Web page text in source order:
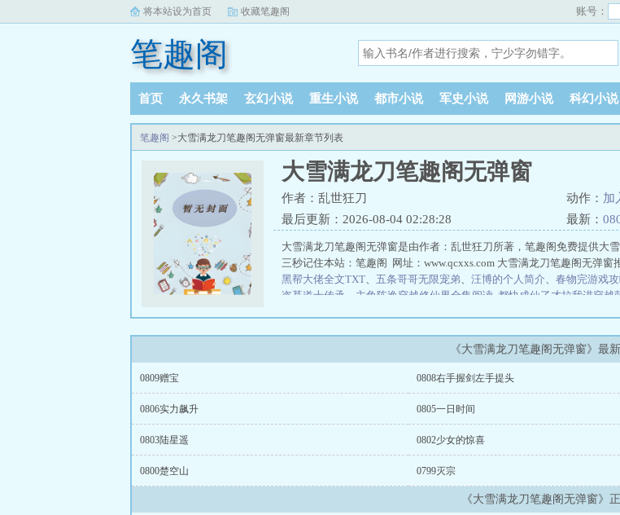
将本站设为首页 收藏笔趣阁 账号：
笔趣阁
首页 永久书架 玄幻小说 重生小说 都市小说 军史小说 网游小说 科幻小说
笔趣阁 >大雪满龙刀笔趣阁无弹窗最新章节列表
大雪满龙刀笔趣阁无弹窗
作者：乱世狂刀 动作： 加
最后更新：2026-08-04 02:28:28
最新：
大雪满龙刀笔趣阁无弹窗是由作者：乱世狂刀所著，笔趣阁免费提供大
三秒记住本站：笔趣阁 网址：www.qcxxs.com 大雪满龙刀笔趣阁无弹窗
黑帮大佬全文TXT、 五条哥哥无限宠弟、 汪博的个人简介、 春物完游戏
盗墓道士传承
主角陈逸穿越修仙界全集阅读 都快成仙了才拉我进穿越
主角李云负白婉君全集阅读 我才八岁这二十年刑期什么鬼笔
读 主角林东穿越蓝星全集阅读 主角林东穿越蓝星在线阅读 我圈钱主播
《大雪满龙刀笔趣阁无弹窗》最
0809赠宝 0808右手握剑左手提头
0806实力飙升 0805一日时间
0803陆星遥 0802少女的惊喜
0800楚空山 0799灭宗
《大雪满龙刀笔趣阁无弹窗》